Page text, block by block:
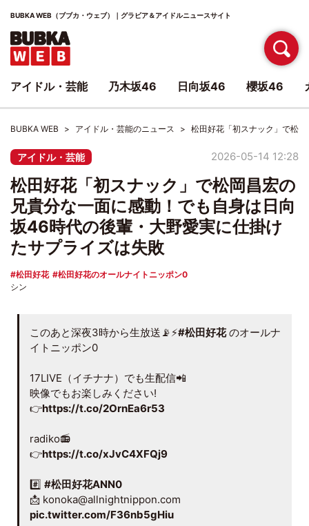
BUBKA WEB（ブブカ・ウェブ）｜グラビア＆アイドルニュースサイト
BUBKA WEB アイドル・芸能のニュース 松田好花「初スナック」で松
アイドル・芸能 2026-05-14 12:28
松田好花「初スナック」で松岡昌宏の
兄貴分な一面に感動！でも自身は日向
坂46時代の後輩・大野愛実に仕掛け
たサプライズは失敗
松田好花
松田好花のオールナイトニッポン0
シン
このあと深夜3時から生放送📡⚡️#松田好花のオールナ
イトニッポン0
17LIVE（イチナナ）でも生配信📲
映像でもお楽しみください!
👉https://t.co/2OrnEa6r53
radiko📻
👉https://t.co/xJvC4XFQj9
#️⃣ #松田好花ANN0
📩 konoka@allnightnippon.com
pic.twitter.com/F36nb5gHiu
アイドル・芸能 乃木坂46 日向坂46 櫻坂46